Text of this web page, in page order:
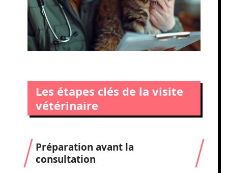
Les étapes clés de la visite
vétérinaire
Préparation avant la
consultation